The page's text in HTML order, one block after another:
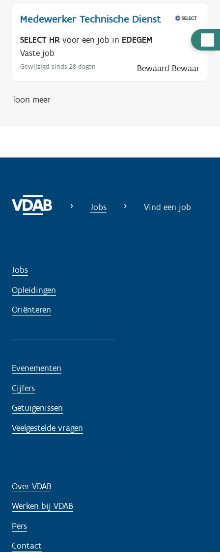
u
l
p
?
Medewerker Technische Dienst
SELECT HR voor een job in EDEGEM
Vaste job
Gewijzigd sinds 28 dagen Bewaard Bewaar
Toon meer
Jobs Vind een job
Jobs
Opleidingen
Oriënteren
Evenementen
Cijfers
Getuigenissen
Veelgestelde vragen
Over VDAB
Werken bij VDAB
Pers
Contact